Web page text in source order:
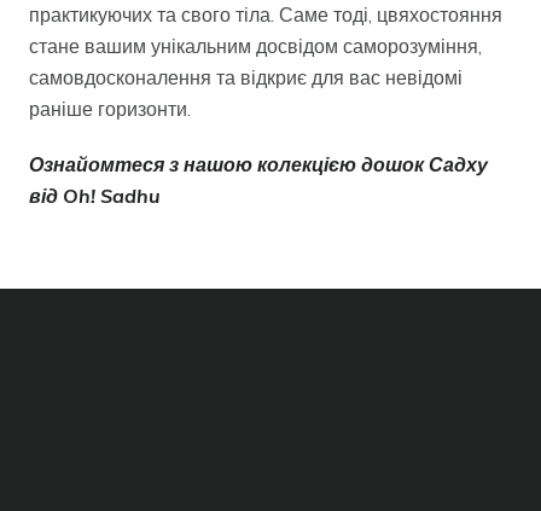
практикуючих та свого тіла. Саме тоді, цвяхостояння
стане вашим унікальним досвідом саморозуміння,
самовдосконалення та відкриє для вас невідомі
раніше горизонти.
Ознайомтеся з нашою колекцією дошок Садху
від Oh! Sadhu